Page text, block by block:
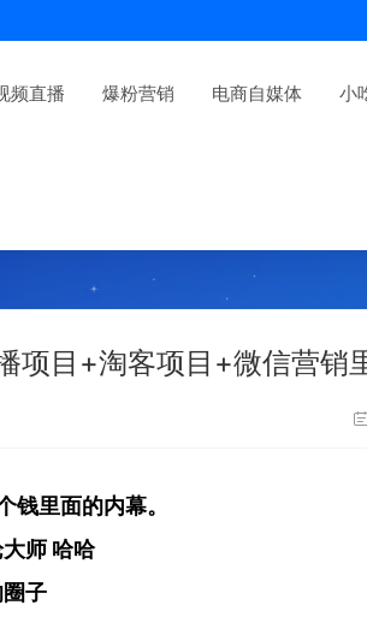
频直播 爆粉营销 电商自媒体 小
项目+淘客项目+微信营销
钱里面的内幕。
师 哈哈
子